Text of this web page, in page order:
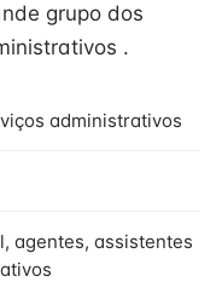
grupo dos
.
administrativos
agentes, assistentes